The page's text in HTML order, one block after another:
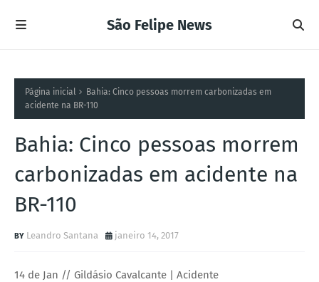
São Felipe News
Página inicial
Bahia: Cinco pessoas morrem carbonizadas em
acidente na BR-110
Bahia: Cinco pessoas morrem
carbonizadas em acidente na
BR-110
Leandro Santana janeiro 14, 2017
14 de Jan // Gildásio Cavalcante | Acidente